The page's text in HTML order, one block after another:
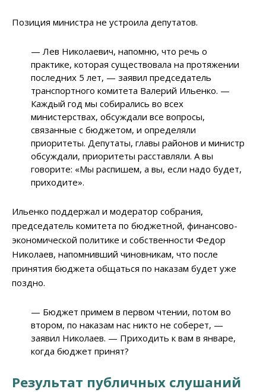
Позиция министра не устроила депутатов.
— Лев Николаевич, напомню, что речь о
практике, которая существовала на протяжении
последних 5 лет, — заявил председатель
транспортного комитета Валерий Ильенко. —
Каждый год мы собирались во всех
министерствах, обсуждали все вопросы,
связанные с бюджетом, и определяли
приоритеты. Депутаты, главы районов и министр
обсуждали, приоритеты расставляли. А вы
говорите: «Мы распишем, а вы, если надо будет,
приходите».
Ильенко поддержал и модератор собрания,
председатель комитета по бюджетной, финансово-
экономической политике и собственности Федор
Николаев, напомнивший чиновникам, что после
принятия бюджета общаться по наказам будет уже
поздно.
— Бюджет примем в первом чтении, потом во
втором, по наказам нас никто не соберет, —
заявил Николаев. — Приходить к вам в январе,
когда бюджет принят?
Результат публичных слушаний